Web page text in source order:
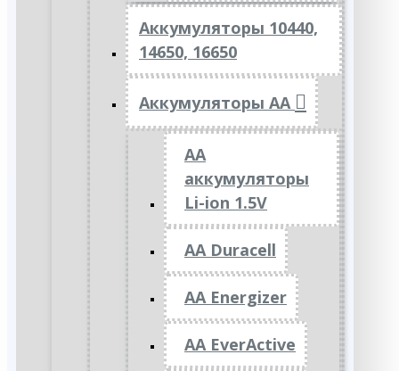
Аккумуляторы 10440,
14650, 16650
Аккумуляторы АА
AA
аккумуляторы
Li-ion 1.5V
AA Duracell
AA Energizer
AA EverActive